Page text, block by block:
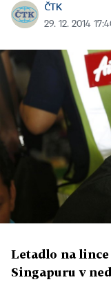
ČTK
29. 12. 2014
Letadlo na
Singapuru v